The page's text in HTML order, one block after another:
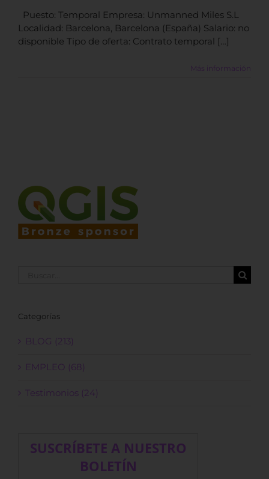
Puesto: Temporal Empresa: Unmanned Miles S.L
Localidad: Barcelona, Barcelona (España) Salario: no
disponible Tipo de oferta: Contrato temporal […]
Más información
Categorías
BLOG (213)
EMPLEO (68)
Testimonios (24)
SUSCRÍBETE A NUESTRO
BOLETÍN